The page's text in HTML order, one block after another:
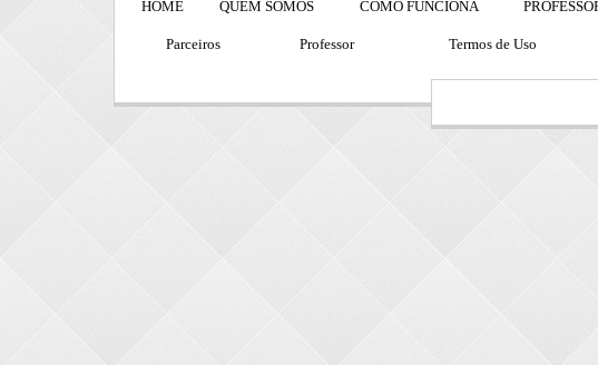
HOME QUEM SOMOS COMO FUNCIONA
Parceiros Professor Termos de Uso